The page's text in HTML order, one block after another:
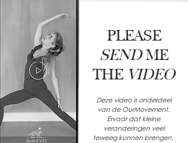
PLEASE
SENDME
THE VIDEO
Deze video is onderdeel
van de OurMovement.
Ervaar dat kleine
veranderingen veel
teweeg kunnen brengen.